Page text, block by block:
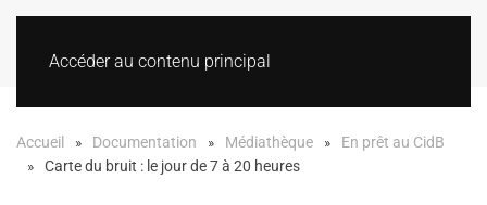
Accéder au contenu principal
Accueil Documentation Médiathèque
En prêt au CidB
Carte du bruit : le jour de 7 à 20 heures